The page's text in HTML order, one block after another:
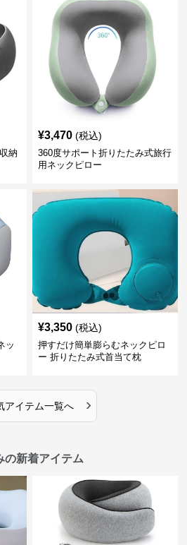
納
¥3,470 (税込)
360度サポート折りたたみ式旅行
用ネックピロー
ッ
¥3,350 (税込)
押すだけ簡単膨らむネックピロ
ー 折りたたみ式首当て枕
アイテム一覧へ ›
の新着アイテム